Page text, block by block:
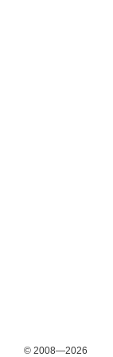
© 2008—2026